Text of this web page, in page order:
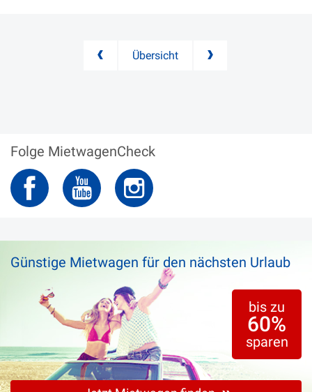
Übersicht
Folge MietwagenCheck
Günstige Mietwagen für den nächsten Urlaub
bis zu
60%
sparen